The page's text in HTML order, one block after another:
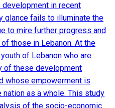
in recent
glance fails to illuminate the
to mire further progress and
those in Lebanon. At the
of Lebanon who are
of these development
whose empowerment is
as a whole. This study
of the socio-economic